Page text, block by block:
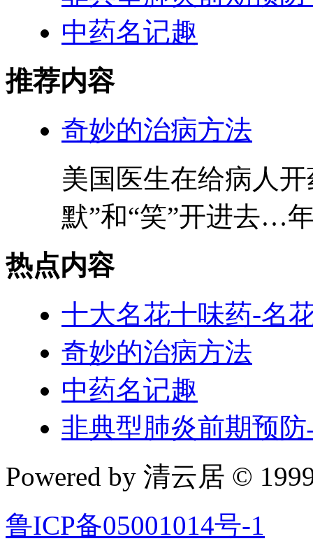
中药名记趣
推荐内容
奇妙的治病方法
美国医生在给病人
默”和“笑”开进去…
热点内容
十大名花十味药-名
奇妙的治病方法
中药名记趣
非典型肺炎前期预
Powered by 清云居 ©
鲁ICP备05001014号-1